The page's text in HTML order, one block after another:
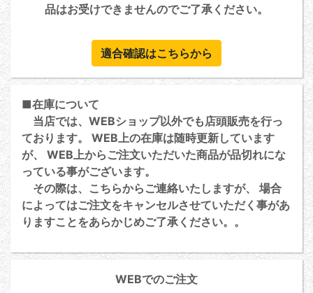
品はお受けできませんのでご了承ください。
適合確認はこちらから
■在庫について
当店では、WEBショップ以外でも店頭販売を行っ
ております。 WEB上の在庫は随時更新しています
が、 WEB上からご注文いただいた商品が品切れにな
っている事がございます。
その際は、こちらからご連絡いたしますが、 場合
によってはご注文をキャンセルさせていただく事があ
りますことをあらかじめご了承ください。。
WEBでのご注文